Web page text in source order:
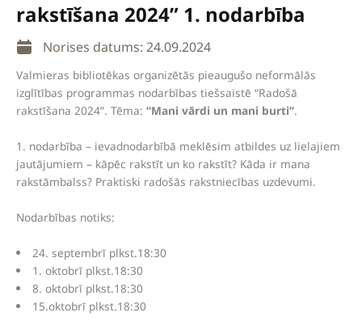
rakstīšana 2024” 1. nodarbība
Norises datums: 24.09.2024
Valmieras bibliotēkas organizētās pieaugušo neformālās
izglītības programmas nodarbības tiešsaistē “Radošā
rakstīšana 2024”. Tēma: “Mani vārdi un mani burti”.
1. nodarbība – ievadnodarbībā meklēsim atbildes uz lielajiem
jautājumiem – kāpēc rakstīt un ko rakstīt? Kāda ir mana
rakstāmbalss? Praktiski radošās rakstniecības uzdevumi.
Nodarbības notiks:
24. septembrī plkst.18:30
1. oktobrī plkst.18:30
8. oktobrī plkst.18:30
15.oktobrī plkst.18:30